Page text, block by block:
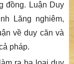
đồng. Luận Duy
Lăng nghiêm,
về duy căn và
pháp.